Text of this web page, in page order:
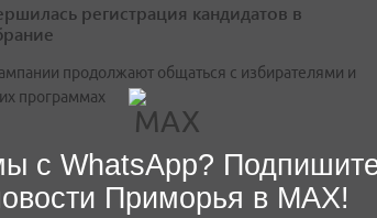
регистрация кандидатов в
продолжают общаться с избирателями и
программах
с WhatsApp?
Приморья в MAX!